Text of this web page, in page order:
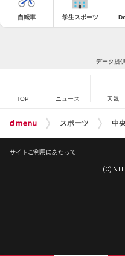
自転車 学生スポーツ
データ提
TOP ニュース 天気
スポーツ 中
サイトご利用にあたって
(C)